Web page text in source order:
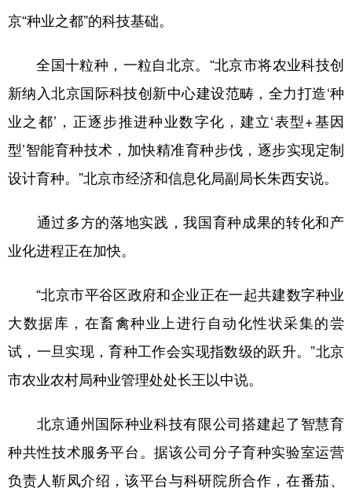
English Español
Deutsch Português
京“种业之都”的科技基础。
全国十粒种，一粒自北京。“北京市将农业科技创
新纳入北京国际科技创新中心建设范畴，全力打造‘种
业之都’，正逐步推进种业数字化，建立‘表型+基因
型’智能育种技术，加快精准育种步伐，逐步实现定制
设计育种。”北京市经济和信息化局副局长朱西安说。
通过多方的落地实践，我国育种成果的转化和产
业化进程正在加快。
“北京市平谷区政府和企业正在一起共建数字种业
大数据库，在畜禽种业上进行自动化性状采集的尝
试，一旦实现，育种工作会实现指数级的跃升。”北京
市农业农村局种业管理处处长王以中说。
北京通州国际种业科技有限公司搭建起了智慧育
种共性技术服务平台。据该公司分子育种实验室运营
负责人靳凤介绍，该平台与科研院所合作，在番茄、